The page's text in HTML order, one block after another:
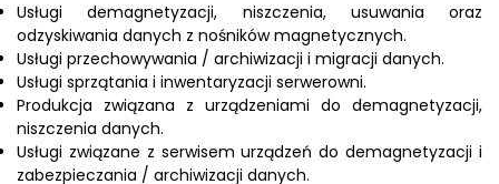
Usługi demagnetyzacji, niszczenia, usuwania oraz
odzyskiwania danych z nośników magnetycznych.
Usługi przechowywania / archiwizacji i migracji danych.
Usługi sprzątania i inwentaryzacji serwerowni.
Produkcja związana z urządzeniami do demagnetyzacji,
niszczenia danych.
Usługi związane z serwisem urządzeń do demagnetyzacji i
zabezpieczania / archiwizacji danych.